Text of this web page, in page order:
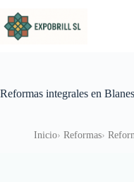
Reformas integrales en Blanes
Inicio Reformas